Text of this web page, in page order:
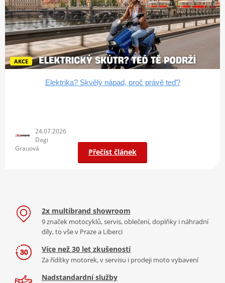
Elektrika? Skvělý nápad, proč právě teď?
AKCE
Přečíst článek
24.07.2026
Dagi
Grauová
2x multibrand showroom
9 značek motocyklů, servis, oblečení, doplňky i náhradní
díly, to vše v Praze a Liberci
Více než 30 let zkušeností
Za řídítky motorek, v servisu i prodeji moto vybavení
Nadstandardní služby